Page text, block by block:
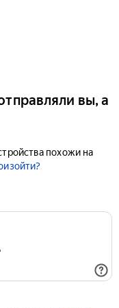
вы, а
похожи на